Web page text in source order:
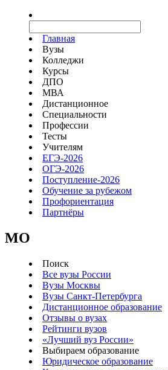
Главная
Вузы
Колледжи
Курсы
ДПО
МВА
Дистанционное
Специальности
Профессии
Тесты
Учителям
ЕГЭ-2026
ОГЭ-2026
Поступление-2026
Обучение за рубежом
Профориентация
Партнёры
MO
Поиск
Все вузы России
Вузы Москвы
Вузы Санкт-Петербурга
Дистанционное образование
Отзывы о вузах
Рейтинги вузов
«Лучший вуз России»
Выбираем образование
Юридическое образование